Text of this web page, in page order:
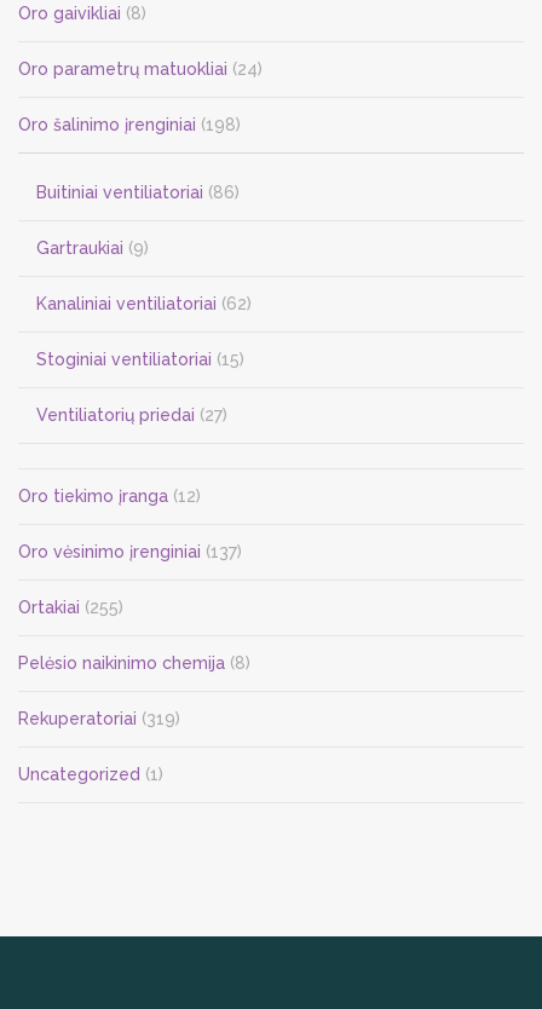
Oro gaivikliai (8)
Oro parametrų matuokliai (24)
Oro šalinimo įrenginiai (198)
Buitiniai ventiliatoriai (86)
Gartraukiai (9)
Kanaliniai ventiliatoriai (62)
Stoginiai ventiliatoriai (15)
Ventiliatorių priedai (27)
Oro tiekimo įranga (12)
Oro vėsinimo įrenginiai (137)
Ortakiai (255)
Pelėsio naikinimo chemija (8)
Rekuperatoriai (319)
Uncategorized (1)